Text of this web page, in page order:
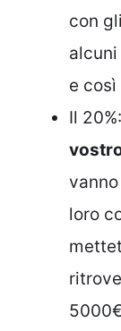
con
e così
Il
loro